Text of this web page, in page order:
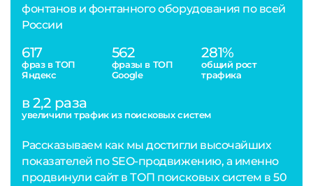
фонтанов и фонтанного оборудования по всей
России
617
фраз в ТОП
Яндекс
562
фразы в ТОП
Google
281%
общий рост
трафика
в 2,2 раза
увеличили трафик из поисковых систем
Рассказываем как мы достигли высочайших
показателей по SEO-продвижению, а именно
продвинули сайт в ТОП поисковых систем в 50